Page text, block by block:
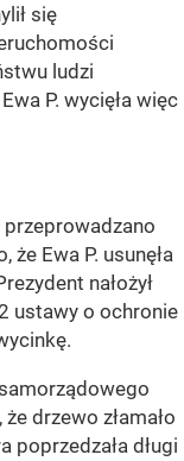
się
ludzi
P. wycięła więc
Ewa P. usunęła
nałożył
ustawy o ochronie
drzewo złamało
poprzedzała długi